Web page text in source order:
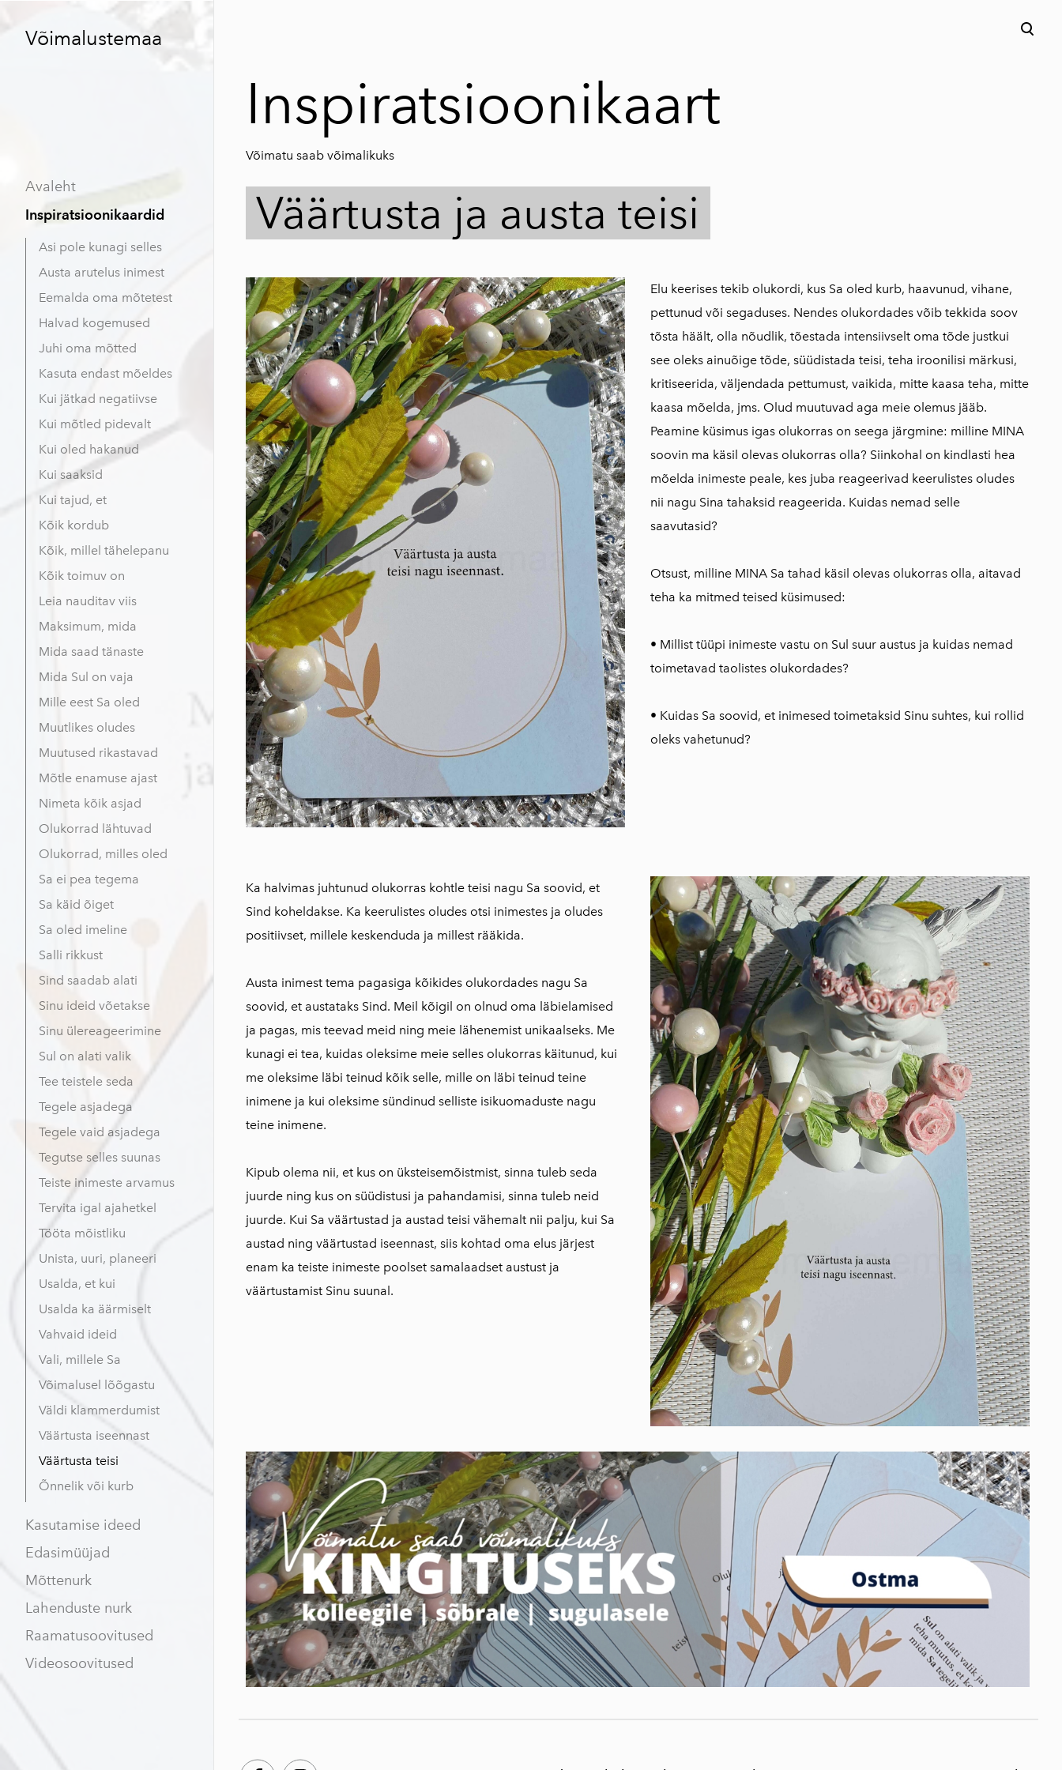
Võimalustemaa
Avaleht
Inspiratsioonikaardid
Asi pole kunagi selles
Austa arutelus inimest
Eemalda oma mõtetest
Halvad kogemused
Juhi oma mõtted
Kasuta endast mõeldes
Kui jätkad negatiivse
Kui mõtled pidevalt
Kui oled hakanud
Kui saaksid
Kui tajud, et
Kõik kordub
Kõik, millel tähelepanu
Kõik toimuv on
Leia nauditav viis
Maksimum, mida
Mida saad tänaste
Mida Sul on vaja
Mille eest Sa oled
Muutlikes oludes
Muutused rikastavad
Mõtle enamuse ajast
Nimeta kõik asjad
Olukorrad lähtuvad
Olukorrad, milles oled
Sa ei pea tegema
Sa käid õiget
Sa oled imeline
Salli rikkust
Sind saadab alati
Sinu ideid võetakse
Sinu ülereageerimine
Sul on alati valik
Tee teistele seda
Tegele asjadega
Tegele vaid asjadega
Tegutse selles suunas
Teiste inimeste arvamus
Tervita igal ajahetkel
Tööta mõistliku
Unista, uuri, planeeri
Usalda, et kui
Usalda ka äärmiselt
Vahvaid ideid
Vali, millele Sa
Võimalusel lõõgastu
Väldi klammerdumist
Väärtusta iseennast
Väärtusta teisi
Õnnelik või kurb
Kasutamise ideed
Edasimüüjad
Mõttenurk
Lahenduste nurk
Raamatusoovitused
Videosoovitused
Inspiratsioonikaart
Võimatu saab võimalikuks
Väärtusta ja austa teisi
Elu keerises tekib olukordi, kus Sa oled kurb, haavunud, vihane,
pettunud või segaduses. Nendes olukordades võib tekkida soov
tõsta häält, olla nõudlik, tõestada intensiivselt oma tõde justkui
see oleks ainuõige tõde, süüdistada teisi, teha iroonilisi märkusi,
kritiseerida, väljendada pettumust, vaikida, mitte kaasa teha, mitte
kaasa mõelda, jms. Olud muutuvad aga meie olemus jääb.
Peamine küsimus igas olukorras on seega järgmine: milline MINA
soovin ma käsil olevas olukorras olla? Siinkohal on kindlasti hea
mõelda inimeste peale, kes juba reageerivad keerulistes oludes
nii nagu Sina tahaksid reageerida. Kuidas nemad selle
saavutasid?
Otsust, milline MINA Sa tahad käsil olevas olukorras olla, aitavad
teha ka mitmed teised küsimused:
• Millist tüüpi inimeste vastu on Sul suur austus ja kuidas nemad
toimetavad taolistes olukordades?
• Kuidas Sa soovid, et inimesed toimetaksid Sinu suhtes, kui rollid
oleks vahetunud?
Ka halvimas juhtunud olukorras kohtle teisi nagu Sa soovid, et
Sind koheldakse. Ka keerulistes oludes otsi inimestes ja oludes
positiivset, millele keskenduda ja millest rääkida.
Austa inimest tema pagasiga kõikides olukordades nagu Sa
soovid, et austataks Sind. Meil kõigil on olnud oma läbielamised
ja pagas, mis teevad meid ning meie lähenemist unikaalseks. Me
kunagi ei tea, kuidas oleksime meie selles olukorras käitunud, kui
me oleksime läbi teinud kõik selle, mille on läbi teinud teine
inimene ja kui oleksime sündinud selliste isikuomaduste nagu
teine inimene.
Kipub olema nii, et kus on üksteisemõistmist, sinna tuleb seda
juurde ning kus on süüdistusi ja pahandamisi, sinna tuleb neid
juurde. Kui Sa väärtustad ja austad teisi vähemalt nii palju, kui Sa
austad ning väärtustad iseennast, siis kohtad oma elus järjest
enam ka teiste inimeste poolset samalaadset austust ja
väärtustamist Sinu suunal.